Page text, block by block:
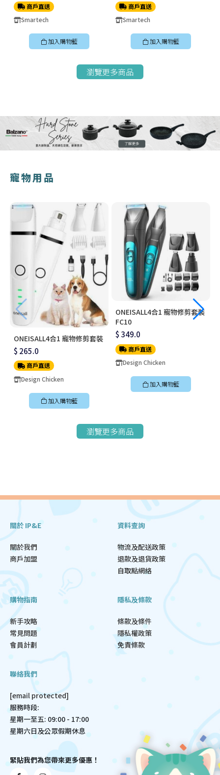
商戶直送
Smartech
加入購物籃
商戶直送
Smartech
加入購物籃
瀏覽更多商品
寵物用品
ONEISALL4合1 寵物修剪套裝
$ 265.0
商戶直送
Design Chicken
加入購物籃
ONEISALL4合1 寵物修剪套裝
FC10
$ 349.0
商戶直送
Design Chicken
加入購物籃
瀏覽更多商品
關於 IP&E
關於我們
商戶加盟
資料查詢
物流及配送政策
退款及退貨政策
自取點網絡
購物指南
新手攻略
常見問題
會員計劃
隱私及條款
條款及條件
隱私權政策
免責條款
聯絡我們
[email protected]
服務時段:
星期一至五: 09:00 - 17:00
星期六日及公眾假期休息
緊貼我們為您帶來更多優惠！